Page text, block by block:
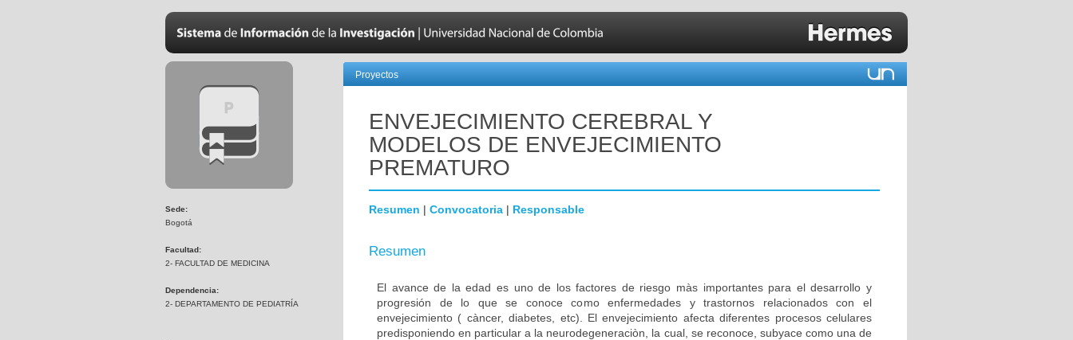
Sede:
Bogotá
Facultad:
2- FACULTAD DE MEDICINA
Dependencia:
2- DEPARTAMENTO DE PEDIATRÍA
Proyectos
ENVEJECIMIENTO CEREBRAL Y
MODELOS DE ENVEJECIMIENTO
PREMATURO
Resumen | Convocatoria | Responsable
Resumen
El avance de la edad es uno de los factores de riesgo màs importantes para el desarrollo y
progresión de lo que se conoce como enfermedades y trastornos relacionados con el
envejecimiento ( càncer, diabetes, etc). El envejecimiento afecta diferentes procesos celulares
predisponiendo en particular a la neurodegeneraciòn, la cual, se reconoce, subyace como una de